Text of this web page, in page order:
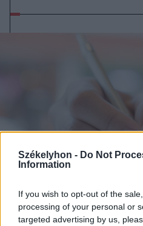
Székelyhon - Do Not
Information
If you wish to opt-out of the
processing of your personal or
targeted advertising by us,